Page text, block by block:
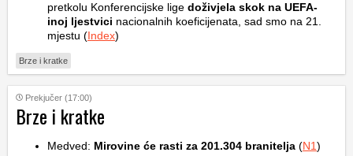
pretkolu Konferencijske lige doživjela skok na UEFA-
inoj ljestvici nacionalnih koeficijenata, sad smo na 21.
mjestu (Index)
Brze i kratke
Prekjučer (17:00)
Brze i kratke
Medved: Mirovine će rasti za 201.304 branitelja (N1)